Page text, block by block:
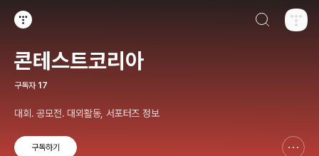
콘테스트코리아
구독자 17
대회. 공모전. 대외활동, 서포터즈 정보
구독하기